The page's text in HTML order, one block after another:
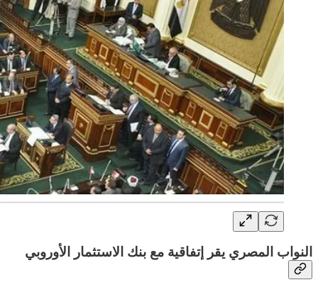
النواب المصري يقر إتفاقية مع بنك الاستثمار الأوروبي